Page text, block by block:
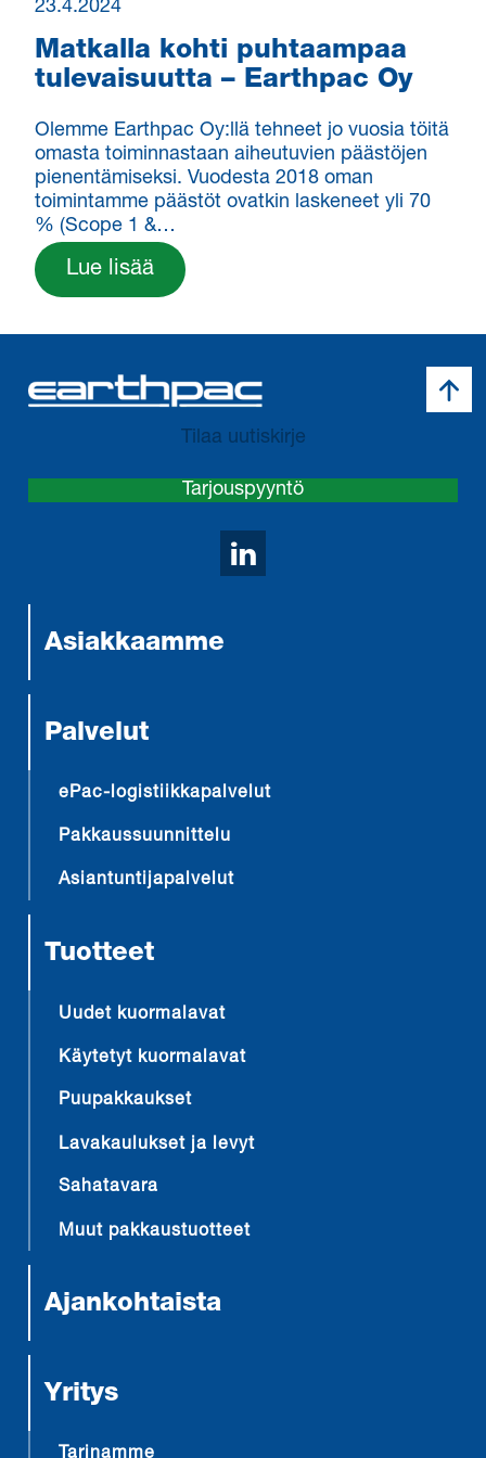
Lue lisää
23.4.2024
Matkalla kohti puhtaampaa
tulevaisuutta – Earthpac Oy
Olemme Earthpac Oy:llä tehneet jo vuosia töitä
omasta toiminnastaan aiheutuvien päästöjen
pienentämiseksi. Vuodesta 2018 oman
toimintamme päästöt ovatkin laskeneet yli 70
% (Scope 1 &…
Tilaa uutiskirje
Tarjouspyyntö
Avaa LinkedIn
Asiakkaamme
Palvelut
ePac-logistiikkapalvelut
Pakkaussuunnittelu
Asiantuntijapalvelut
Tuotteet
Uudet kuormalavat
Käytetyt kuormalavat
Puupakkaukset
Lavakaulukset ja levyt
Sahatavara
Muut pakkaustuotteet
Ajankohtaista
Yritys